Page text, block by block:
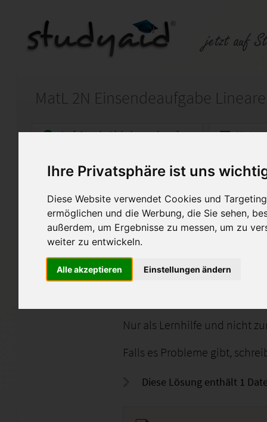
Ihre Privatsphäre ist uns
Diese Website verwendet Cookies und
ermöglichen und die Werbung, die Sie sehen,
außerdem, um Ergebnisse zu messen, um zu
weiter zu entwickeln.
Alle akzeptieren Einstellungen ändern
Auf StudyAid.de verkaufen
Startseite Abitur und Hochschule
MatL 2N, Lineare Algebra 2,
Verkauf einer
Heft-Code: MatL 2N / 0616
Note: 2,30 + Musterlösung =
Nur als Lernhilfe und nicht
Falls es Probleme gibt,
Diese Lösung enthält 1